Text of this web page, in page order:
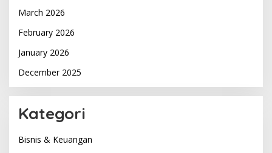
March 2026
February 2026
January 2026
December 2025
Kategori
Bisnis & Keuangan